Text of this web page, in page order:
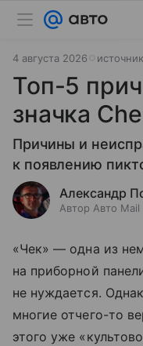
4 августа 2026
Топ-5
значка
Причины и
к появлению
Александр
Автор Авто Mail
«Чек» — одна из
на приборной
не нуждается.
многие отчего-то
этого уже